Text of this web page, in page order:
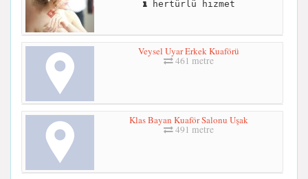
hertürlü hizmet
Veysel Uyar Erkek Kuaförü
461 metre
Klas Bayan Kuaför Salonu Uşak
491 metre